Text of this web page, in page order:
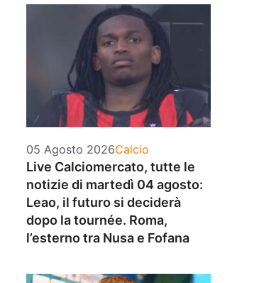
05 Agosto 2026Categorie
Calcio
Live Calciomercato, tutte le
notizie di martedì 04 agosto:
Leao, il futuro si deciderà
dopo la tournée. Roma,
l’esterno tra Nusa e Fofana